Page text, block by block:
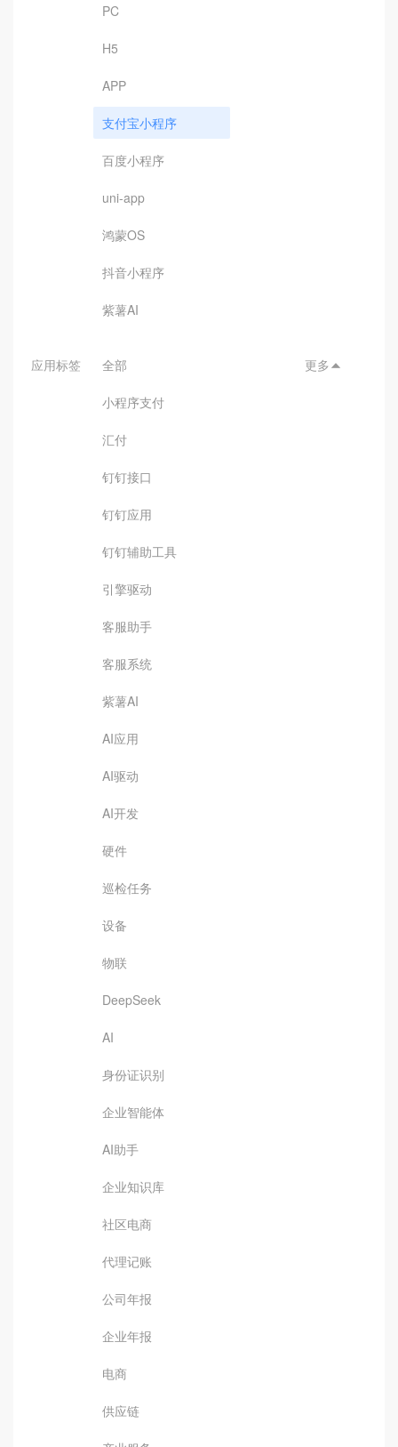
PC
H5
APP
支付宝小程序
百度小程序
uni-app
鸿蒙OS
抖音小程序
紫薯AI
应用标签 全部
小程序支付
汇付
钉钉接口
钉钉应用
钉钉辅助工具
引擎驱动
客服助手
客服系统
紫薯AI
AI应用
AI驱动
AI开发
硬件
巡检任务
设备
物联
DeepSeek
AI
身份证识别
企业智能体
AI助手
企业知识库
社区电商
代理记账
公司年报
企业年报
电商
供应链
更多 